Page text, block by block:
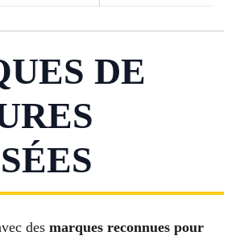
DE
des marques reconnues pour